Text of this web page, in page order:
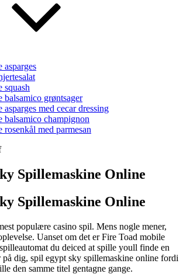
asparges
squash
balsamico grøntsager
asparges med cecar dressing
balsamico champignon
rosenkål med parmesan
Spillemaskine Online
Spillemaskine Online
populære casino spil. Mens nogle mener,
Uanset om det er Fire Toad mobile
du deiced at spille youll finde en
på dig, spil egypt sky spillemaskine online fordi
den samme titel gentagne gange.